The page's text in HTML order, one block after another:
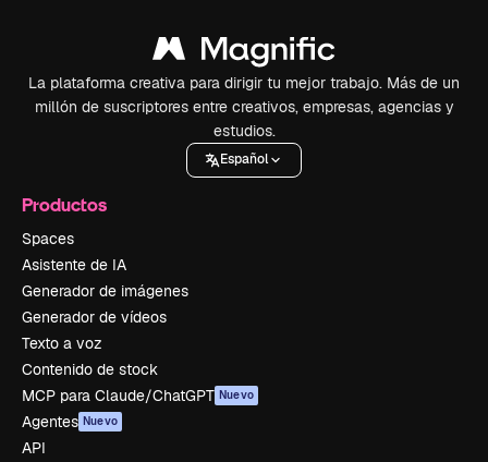
La plataforma creativa para dirigir tu mejor trabajo. Más de un
millón de suscriptores entre creativos, empresas, agencias y
estudios.
Español
Productos
Spaces
Asistente de IA
Generador de imágenes
Generador de vídeos
Texto a voz
Contenido de stock
MCP para Claude/ChatGPT Nuevo
Agentes Nuevo
API